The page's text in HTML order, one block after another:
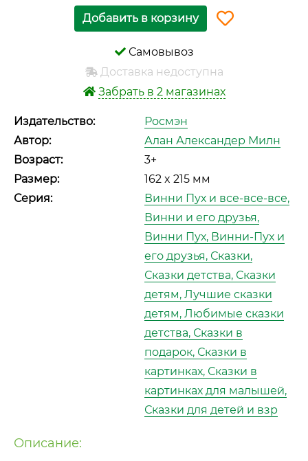
Добавить в корзину
Самовывоз
Доставка недоступна
Забрать в 2 магазинах
Издательство:
Росмэн
Автор:
Алан Александер Милн
Возраст:
3+
Размер:
162 x 215 мм
Серия:
Винни Пух и все-все-все,
Винни и его друзья,
Винни Пух, Винни-Пух и
его друзья, Сказки,
Сказки детства, Сказки
детям, Лучшие сказки
детям, Любимые сказки
детства, Сказки в
подарок, Сказки в
картинках, Сказки в
картинках для малышей,
Сказки для детей и взр
Описание: